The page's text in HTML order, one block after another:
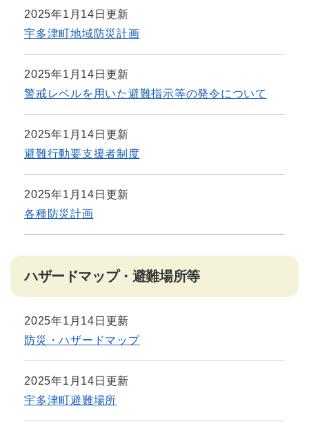
2025年1月14日更新
宇多津町地域防災計画
2025年1月14日更新
警戒レベルを用いた避難指示等の発令について
2025年1月14日更新
避難行動要支援者制度
2025年1月14日更新
各種防災計画
ハザードマップ・避難場所等
2025年1月14日更新
防災・ハザードマップ
2025年1月14日更新
宇多津町避難場所